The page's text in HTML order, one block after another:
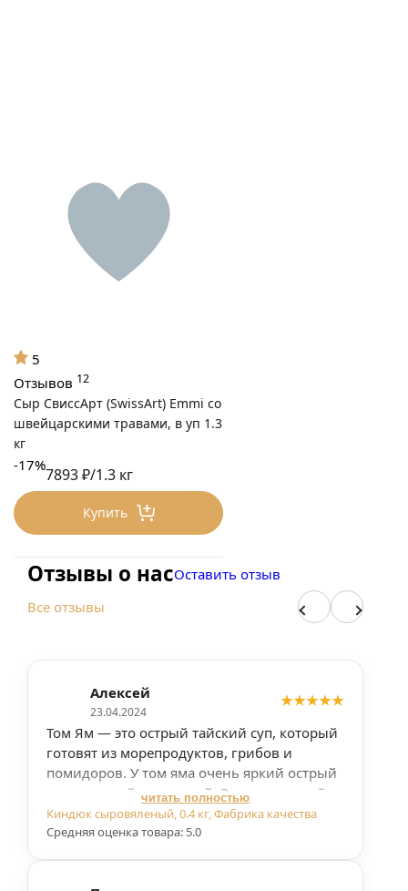
Купить
-17%7893 ₽/1.3 кг
5060 ₽/кг
Сыр СвиссАрт (SwissArt) Emmi со
швейцарскими травами, в уп 1.3
кг
5
Отзывов 12
Отзывы о насОставить отзыв
Все отзывы
Алексей
23.04.2024
Том Ям — это острый тайский суп, который
готовят из морепродуктов, грибов и
помидоров. У том яма очень яркий острый
вкус с легкой кислинкой. Замороженный
суп Том Ям — это удобный способ
насладиться традиционным тайским
читать полностью
Киндюк сыровяленый, 0.4 кг, Фабрика качества
Средняя оценка товара: 5.0